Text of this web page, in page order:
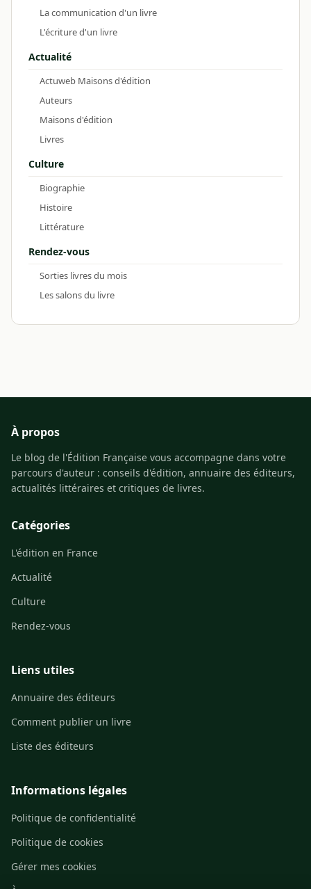
La communication d'un livre
L'écriture d'un livre
Actualité
Actuweb Maisons d'édition
Auteurs
Maisons d'édition
Livres
Culture
Biographie
Histoire
Littérature
Rendez-vous
Sorties livres du mois
Les salons du livre
À propos
Le blog de l'Édition Française vous accompagne dans votre
parcours d'auteur : conseils d'édition, annuaire des éditeurs,
actualités littéraires et critiques de livres.
Catégories
L'édition en France
Actualité
Culture
Rendez-vous
Liens utiles
Annuaire des éditeurs
Comment publier un livre
Liste des éditeurs
Informations légales
Politique de confidentialité
Politique de cookies
Gérer mes cookies